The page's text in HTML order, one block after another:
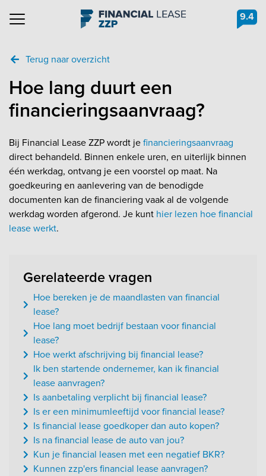
Navigation 9.4
Terug naar overzicht
Hoe lang duurt een
financieringsaanvraag?
Bij Financial Lease ZZP wordt jefinancieringsaanvraag
direct behandeld. Binnen enkele uren, en uiterlijk binnen
één werkdag, ontvang je een voorstel op maat. Na
goedkeuring en aanlevering van de benodigde
documenten kan de financiering vaak al de volgende
werkdag worden afgerond. Je kunt hier lezen hoe financial
lease werkt.
Gerelateerde vragen
Hoe bereken je de maandlasten van financial
lease?
Hoe lang moet bedrijf bestaan voor financial
lease?
Hoe werkt afschrijving bij financial lease?
Ik ben startende ondernemer, kan ik financial
lease aanvragen?
Is aanbetaling verplicht bij financial lease?
Is er een minimumleeftijd voor financial lease?
Is financial lease goedkoper dan auto kopen?
Is na financial lease de auto van jou?
Kun je financial leasen met een negatief BKR?
Kunnen zzp'ers financial lease aanvragen?